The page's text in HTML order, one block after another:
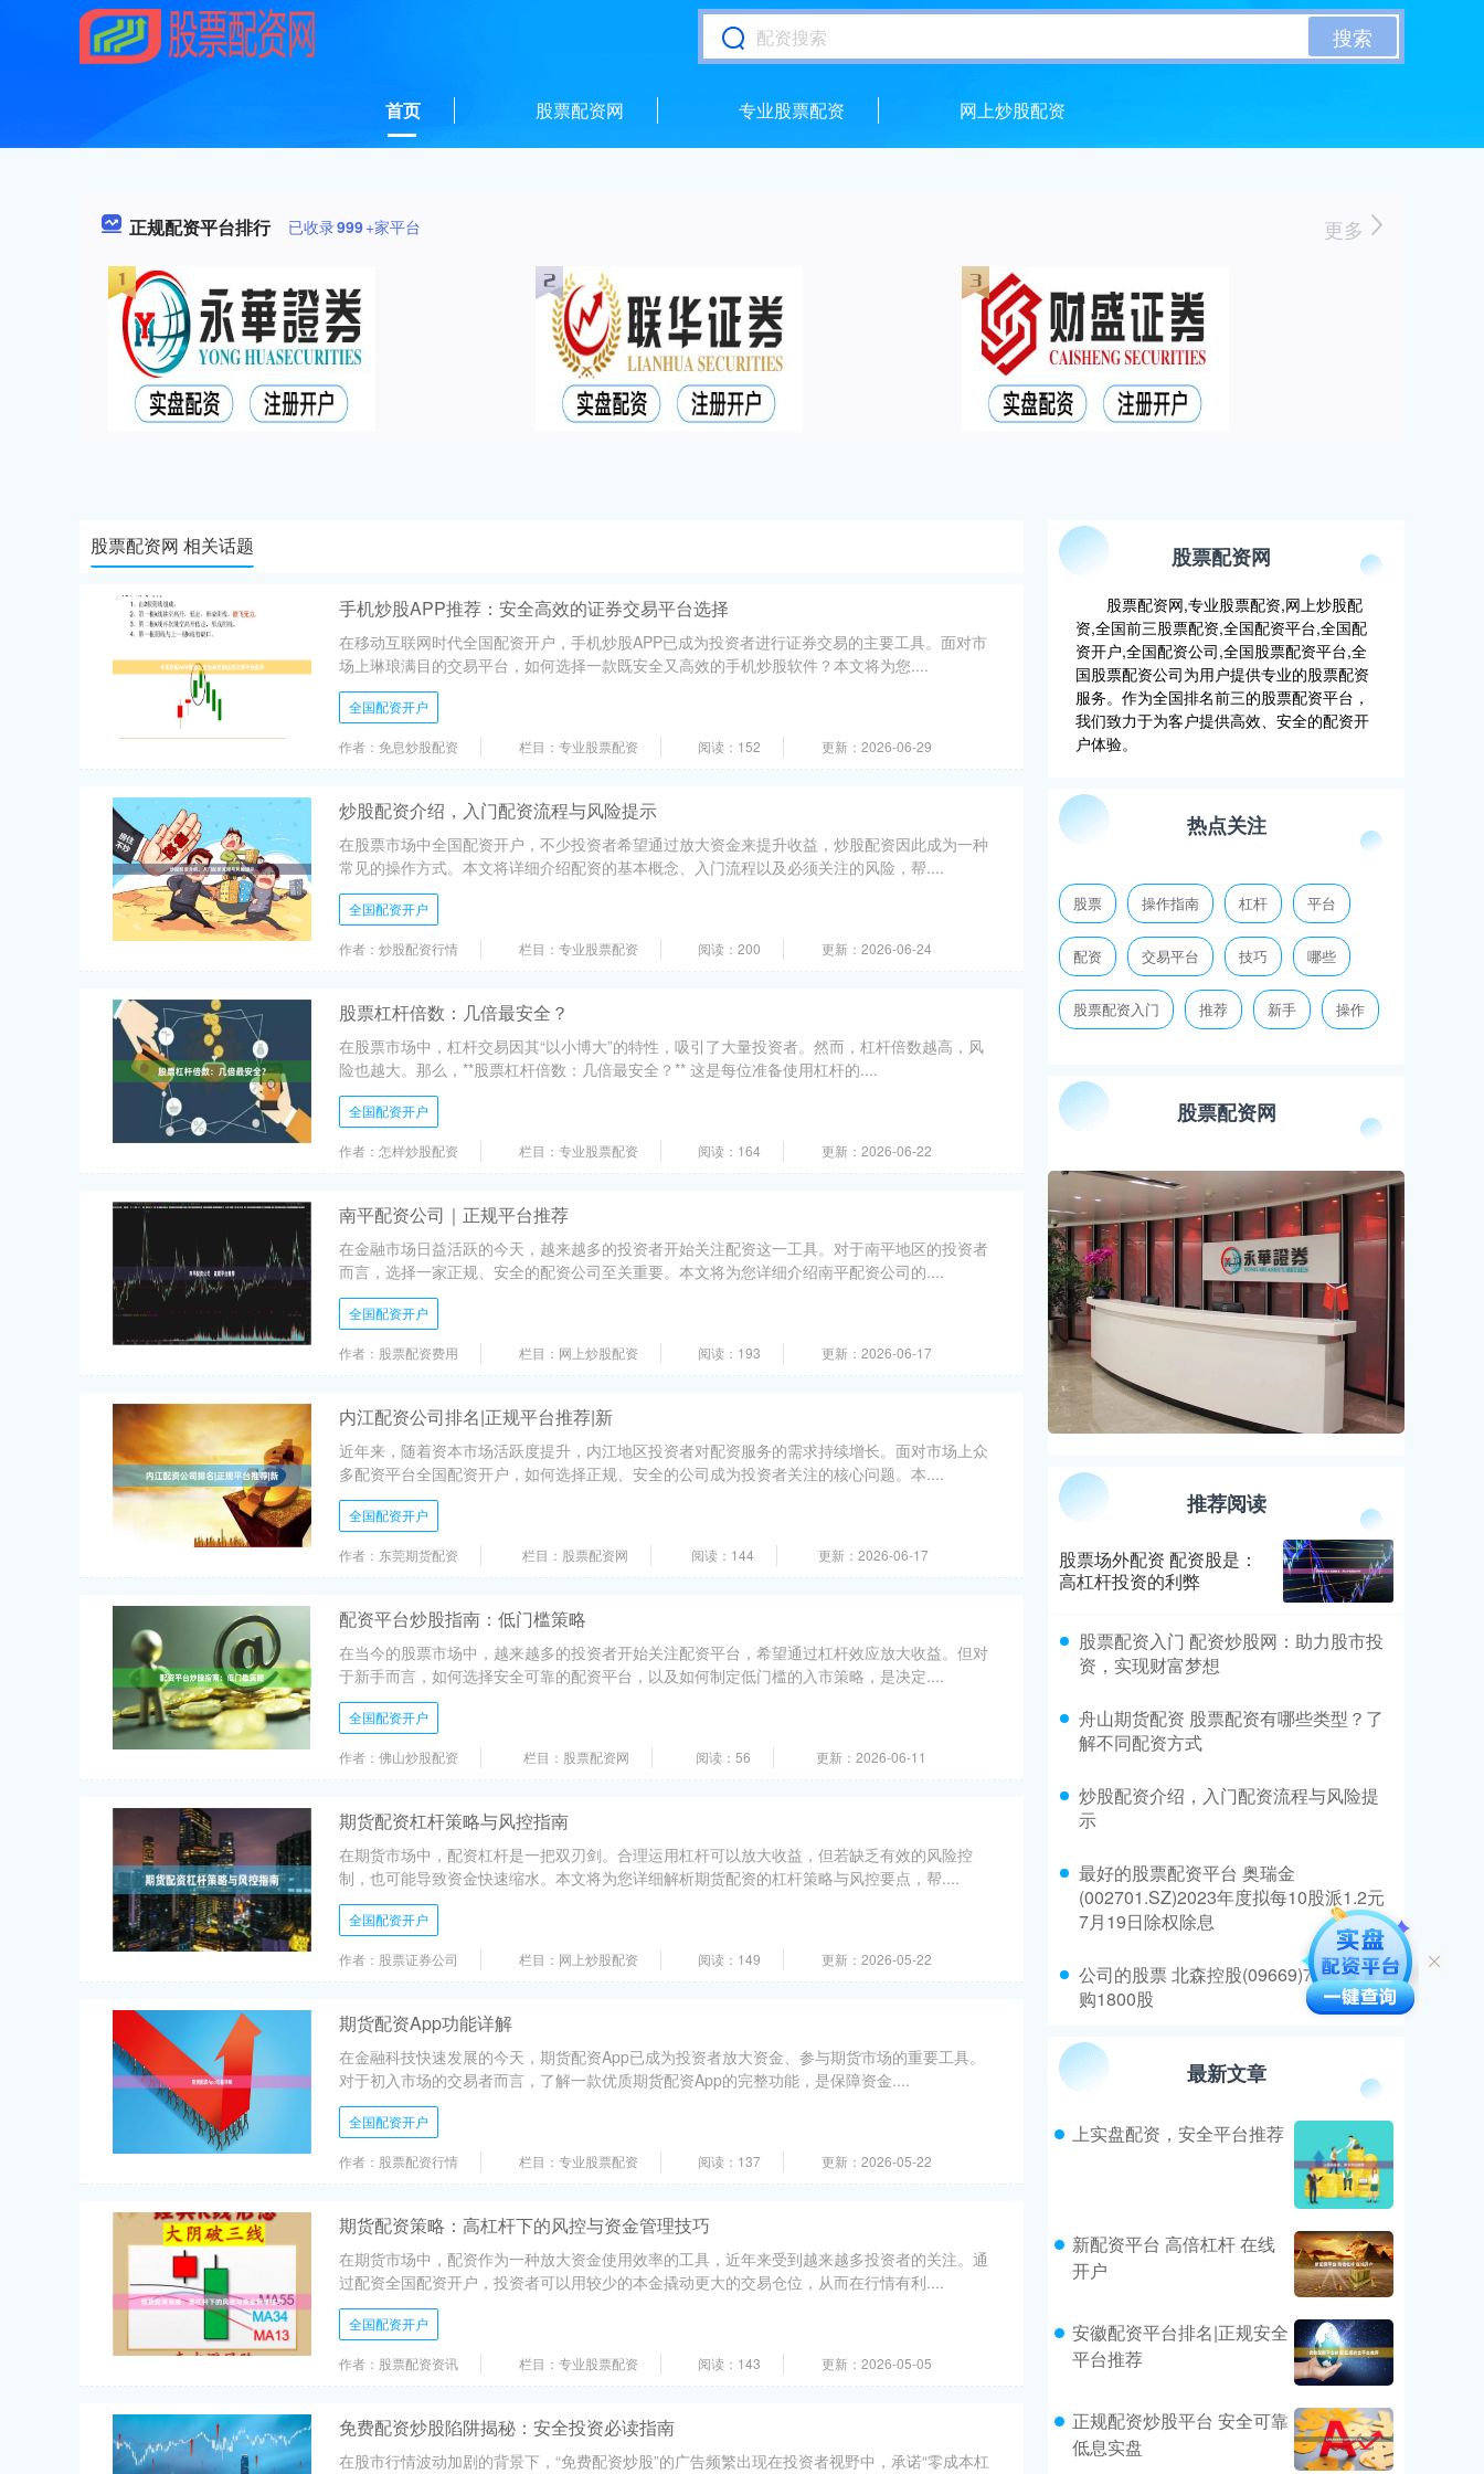
搜索
首页 股票配资网 专业股票配资 网上炒股配资
正规配资平台排行 已收录999+家平台 更多
股票配资网 相关话题
手机炒股APP推荐：安全高效的证券交易平台选择
在移动互联网时代全国配资开户，手机炒股APP已成为投资者进行证券交易的主要工具。面对市
场上琳琅满目的交易平台，如何选择一款既安全又高效的手机炒股软件？本文将为您....
全国配资开户
作者：免息炒股配资 栏目：专业股票配资 阅读：152 更新：2026-06-29
炒股配资介绍，入门配资流程与风险提示
在股票市场中全国配资开户，不少投资者希望通过放大资金来提升收益，炒股配资因此成为一种
常见的操作方式。本文将详细介绍配资的基本概念、入门流程以及必须关注的风险，帮....
全国配资开户
作者：炒股配资行情 栏目：专业股票配资 阅读：200 更新：2026-06-24
股票杠杆倍数：几倍最安全？
在股票市场中，杠杆交易因其“以小博大”的特性，吸引了大量投资者。然而，杠杆倍数越高，风
险也越大。那么，**股票杠杆倍数：几倍最安全？** 这是每位准备使用杠杆的....
全国配资开户
作者：怎样炒股配资 栏目：专业股票配资 阅读：164 更新：2026-06-22
南平配资公司｜正规平台推荐
在金融市场日益活跃的今天，越来越多的投资者开始关注配资这一工具。对于南平地区的投资者
而言，选择一家正规、安全的配资公司至关重要。本文将为您详细介绍南平配资公司的....
全国配资开户
作者：股票配资费用 栏目：网上炒股配资 阅读：193 更新：2026-06-17
内江配资公司排名|正规平台推荐|新
近年来，随着资本市场活跃度提升，内江地区投资者对配资服务的需求持续增长。面对市场上众
多配资平台全国配资开户，如何选择正规、安全的公司成为投资者关注的核心问题。本....
全国配资开户
作者：东莞期货配资 栏目：股票配资网 阅读：144 更新：2026-06-17
配资平台炒股指南：低门槛策略
在当今的股票市场中，越来越多的投资者开始关注配资平台，希望通过杠杆效应放大收益。但对
于新手而言，如何选择安全可靠的配资平台，以及如何制定低门槛的入市策略，是决定....
全国配资开户
作者：佛山炒股配资 栏目：股票配资网 阅读：56 更新：2026-06-11
期货配资杠杆策略与风控指南
在期货市场中，配资杠杆是一把双刃剑。合理运用杠杆可以放大收益，但若缺乏有效的风险控
制，也可能导致资金快速缩水。本文将为您详细解析期货配资的杠杆策略与风控要点，帮....
全国配资开户
作者：股票证券公司 栏目：网上炒股配资 阅读：149 更新：2026-05-22
期货配资App功能详解
在金融科技快速发展的今天，期货配资App已成为投资者放大资金、参与期货市场的重要工具。
对于初入市场的交易者而言，了解一款优质期货配资App的完整功能，是保障资金....
全国配资开户
作者：股票配资行情 栏目：专业股票配资 阅读：137 更新：2026-05-22
期货配资策略：高杠杆下的风控与资金管理技巧
在期货市场中，配资作为一种放大资金使用效率的工具，近年来受到越来越多投资者的关注。通
过配资全国配资开户，投资者可以用较少的本金撬动更大的交易仓位，从而在行情有利....
全国配资开户
作者：股票配资资讯 栏目：专业股票配资 阅读：143 更新：2026-05-05
免费配资炒股陷阱揭秘：安全投资必读指南
在股市行情波动加剧的背景下，“免费配资炒股”的广告频繁出现在投资者视野中，承诺“零成本杠
股票配资网
股票配资网,专业股票配资,网上炒股配
资,全国前三股票配资,全国配资平台,全国配
资开户,全国配资公司,全国股票配资平台,全
国股票配资公司为用户提供专业的股票配资
服务。作为全国排名前三的股票配资平台，
我们致力于为客户提供高效、安全的配资开
户体验。
热点关注
股票 操作指南 杠杆 平台
配资 交易平台 技巧 哪些
股票配资入门 推荐 新手 操作
股票配资网
推荐阅读
股票场外配资 配资股是：
高杠杆投资的利弊
​股票配资入门 配资炒股网：助力股市投
资，实现财富梦想
​舟山期货配资 股票配资有哪些类型？了
解不同配资方式
​炒股配资介绍，入门配资流程与风险提
示
​最好的股票配资平台 奥瑞金
(002701.SZ)2023年度拟每10股派1.2元
7月19日除权除息
​公司的股票 北森控股(09669)7月11日回
购1800股
最新文章
上实盘配资，安全平台推荐
新配资平台 高倍杠杆 在线
开户
安徽配资平台排名|正规安全
平台推荐
正规配资炒股平台 安全可靠
低息实盘